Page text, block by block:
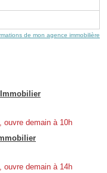
de mon agence immobilière
Immobilier
ouvre demain à 10h
ouvre demain à 14h